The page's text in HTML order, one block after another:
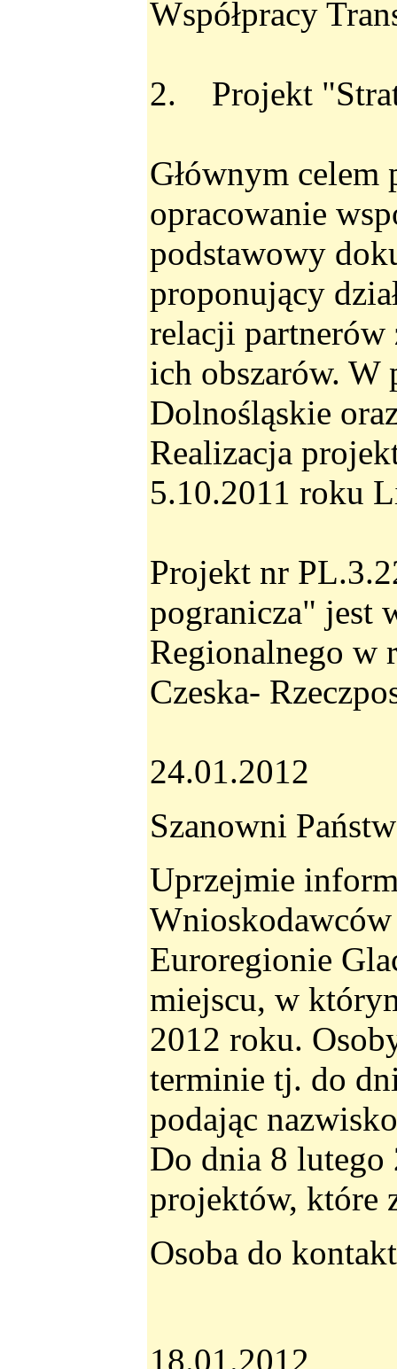
Współpracy
2. Projekt
Głównym celem
opracowanie
podstawowy
proponujący
relacji
ich obszarów. W
Dolnośląskie
Realizacja
5.10.2011 roku
Projekt nr
pogranicza" jest
Regionalnego w
Czeska-
24.01.2012
Szanowni
Uprzejmie
Euroregionie
miejscu, w
2012 roku.
terminie tj. do
podając
Do dnia 8 lutego
projektów, które
Osoba do
18.01.2012